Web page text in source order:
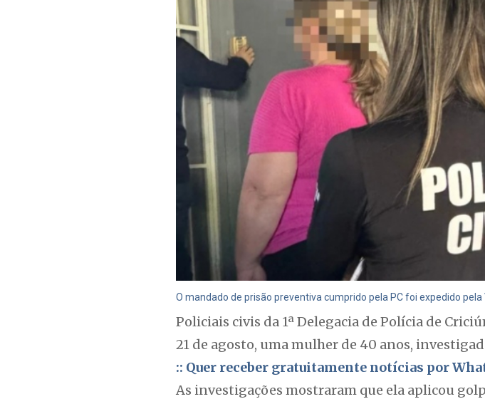
O mandado de prisão preventiva cumprido pela PC foi expedido
Policiais civis da 1ª Delegacia de Polícia de
21 de agosto, uma mulher de 40 anos,
:: Quer receber gratuitamente notícias por
As investigações mostraram que ela aplicou